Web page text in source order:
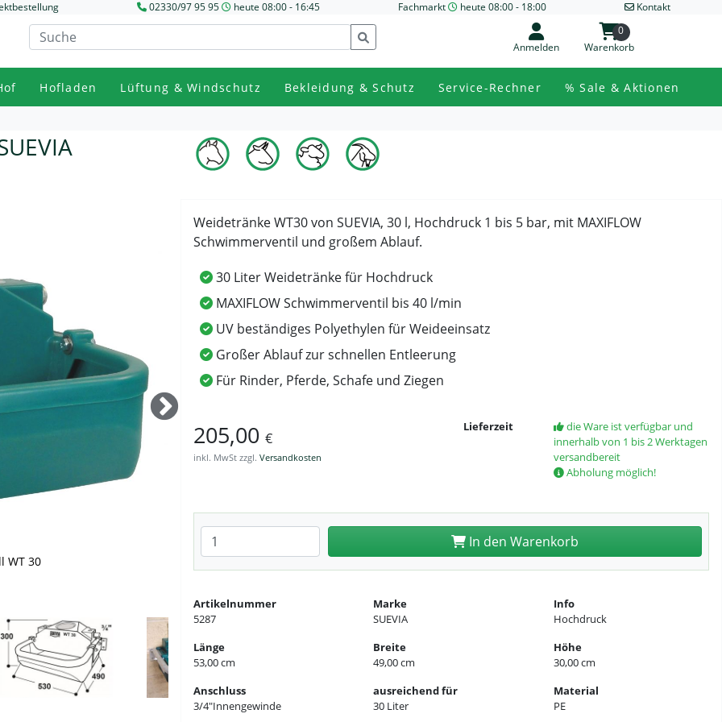
02330/97 95 95 heute 08:00 - 16:45 Fachmarkt heute 08:00 - 18:00 Kontakt
Anmelden Warenkorb
0
Hofladen Lüftung & Windschutz Bekleidung & Schutz Service-Rechner % Sale & Aktionen
WT 30
Weidetränke WT30 von SUEVIA, 30 l, Hochdruck 1 bis 5 bar, mit MAXIFLOW
Schwimmerventil und großem Ablauf.
30 Liter Weidetränke für Hochdruck
MAXIFLOW Schwimmerventil bis 40 l/min
UV beständiges Polyethylen für Weideeinsatz
Großer Ablauf zur schnellen Entleerung
Für Rinder, Pferde, Schafe und Ziegen
205,00 €
inkl. MwSt zzgl. Versandkosten
Lieferzeit
die Ware ist verfügbar und
innerhalb von 1 bis 2 Werktagen
versandbereit
Abholung möglich!
Anzahl eingeben In den Warenkorb
Artikelnummer
5287
Marke
SUEVIA
Info
Hochdruck
Länge
53,00 cm
Breite
49,00 cm
Höhe
30,00 cm
Anschluss
3/4″Innengewinde
ausreichend für
30 Liter
Material
PE